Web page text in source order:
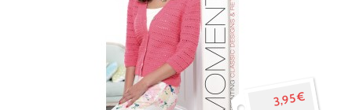
3,95 €